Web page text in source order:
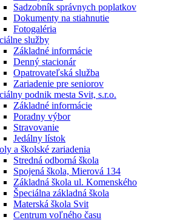
Sadzobník správnych poplatkov
Dokumenty na stiahnutie
Fotogaléria
služby
Základné informácie
Denný stacionár
Opatrovateľská služba
Zariadenie pre seniorov
podnik mesta Svit, s.r.o.
Základné informácie
Poradny výbor
Stravovanie
Jedálny lístok
a školské zariadenia
Stredná odborná škola
Spojená škola, Mierová 134
Základná škola ul. Komenského
Špeciálna základná škola
Materská škola Svit
Centrum voľného času